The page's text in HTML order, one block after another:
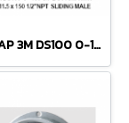
THERMO CAP 3M DS100 0-160 C/F BOTTOM WITH BACK FLANGED 11.5x150 1/2" NPT SLIDING MALE